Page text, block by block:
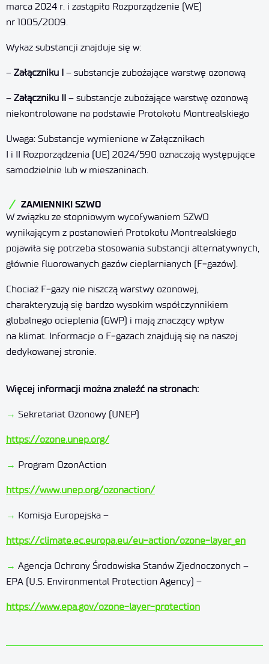
marca 2024 r. i zastąpiło Rozporządzenie (WE)
nr 1005/2009.
Wykaz substancji znajduje się w:
– Załączniku I – substancje zubożające warstwę ozonową
– Załączniku II – substancje zubożające warstwę ozonową
niekontrolowane na podstawie Protokołu Montrealskiego
Uwaga: Substancje wymienione w Załącznikach
I i II Rozporządzenia (UE) 2024/590 oznaczają występujące
samodzielnie lub w mieszaninach.
ZAMIENNIKI SZWO
W związku ze stopniowym wycofywaniem SZWO
wynikającym z postanowień Protokołu Montrealskiego
pojawiła się potrzeba stosowania substancji alternatywnych,
głównie fluorowanych gazów cieplarnianych (F‑gazów).
Chociaż F‑gazy nie niszczą warstwy ozonowej,
charakteryzują się bardzo wysokim współczynnikiem
globalnego ocieplenia (GWP) i mają znaczący wpływ
na klimat. Informacje o F‑gazach znajdują się na naszej
dedykowanej stronie.
Więcej informacji można znaleźć na stronach:
→ Sekretariat Ozonowy (UNEP)
https://ozone.unep.org/
→ Program OzonAction
https://www.unep.org/ozonaction/
→ Komisja Europejska –
https://climate.ec.europa.eu/eu-action/ozone-layer_en
→ Agencja Ochrony Środowiska Stanów Zjednoczonych –
EPA (U.S. Environmental Protection Agency) –
https://www.epa.gov/ozone-layer-protection